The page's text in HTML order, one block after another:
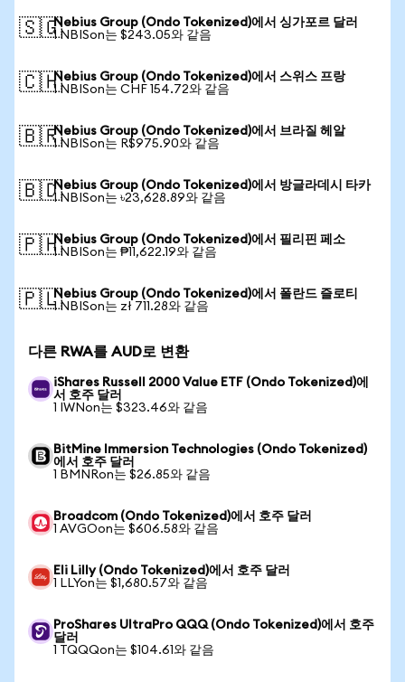
🇸🇬Nebius Group (Ondo Tokenized)에서 싱가포르 달러
1 NBISon는 $243.05와 같음
🇨🇭Nebius Group (Ondo Tokenized)에서 스위스 프랑
1 NBISon는 CHF 154.72와 같음
🇧🇷Nebius Group (Ondo Tokenized)에서 브라질 헤알
1 NBISon는 R$975.90와 같음
🇧🇩Nebius Group (Ondo Tokenized)에서 방글라데시 타카
1 NBISon는 ৳23,628.89와 같음
🇵🇭Nebius Group (Ondo Tokenized)에서 필리핀 페소
1 NBISon는 ₱11,622.19와 같음
🇵🇱Nebius Group (Ondo Tokenized)에서 폴란드 즐로티
1 NBISon는 zł 711.28와 같음
다른 RWA를 AUD로 변환
iShares Russell 2000 Value ETF (Ondo Tokenized)에
서 호주 달러
1 IWNon는 $323.46와 같음
BitMine Immersion Technologies (Ondo Tokenized)
에서 호주 달러
1 BMNRon는 $26.85와 같음
Broadcom (Ondo Tokenized)에서 호주 달러
1 AVGOon는 $606.58와 같음
Eli Lilly (Ondo Tokenized)에서 호주 달러
1 LLYon는 $1,680.57와 같음
ProShares UltraPro QQQ (Ondo Tokenized)에서 호주
달러
1 TQQQon는 $104.61와 같음